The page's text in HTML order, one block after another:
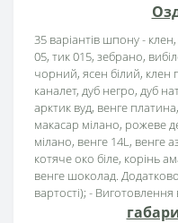
35 варіантів шпону -
05, тик 015, зебрано,
чорний, ясен білий, клен
каналет, дуб негро, дуб
арктик вуд, венге
макасар мілано, рожеве
мілано, венге 14L, венге
котяче око біле, корінь
венге шоколад.
вартості); - Виготовлення